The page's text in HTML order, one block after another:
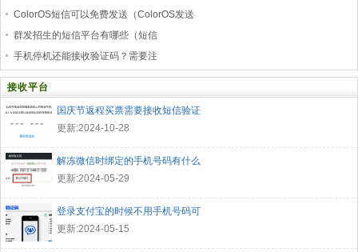
ColorOS短信可以免费发送（ColorOS发送
群发招生的短信平台有哪些（短信
手机停机还能接收验证码？需要注
接收平台
国庆节返程买票需要接收短信验证
更新:2024-10-28
解冻微信时绑定的手机号码有什么
更新:2024-05-29
登录支付宝的时候不用手机号码可
更新:2024-05-15